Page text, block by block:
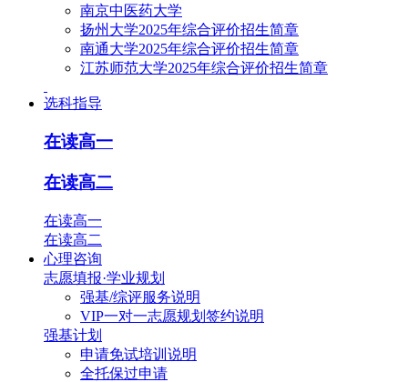
南京中医药大学
扬州大学2025年综合评价招生简章
南通大学2025年综合评价招生简章
江苏师范大学2025年综合评价招生简章
选科指导
在读高一
在读高二
在读高一
在读高二
心理咨询
志愿填报·学业规划
强基/综评服务说明
VIP一对一志愿规划签约说明
强基计划
申请免试培训说明
全托保过申请